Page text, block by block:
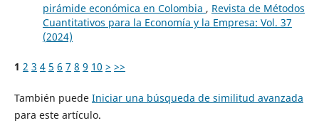
pirámide económica en Colombia , Revista de Métodos
Cuantitativos para la Economía y la Empresa: Vol. 37
(2024)
1 2 3 4 5 6 7 8 9 10 > >>
También puede Iniciar una búsqueda de similitud avanzada
para este artículo.